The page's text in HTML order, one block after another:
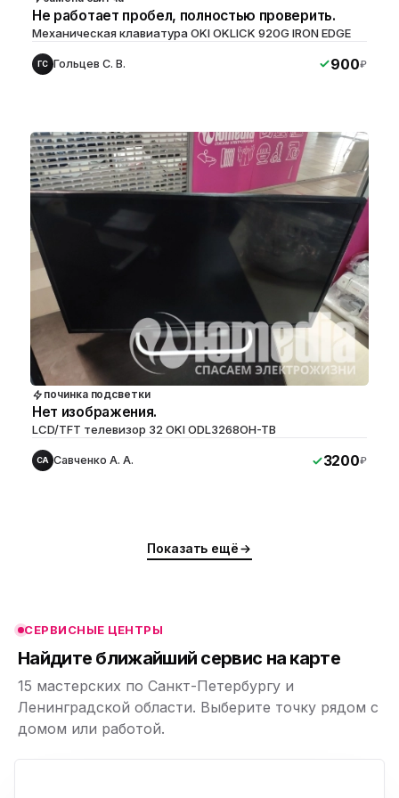
Не работает пробел, полностью проверить.
Механическая клавиатура OKI OKLICK 920G IRON EDGE
ГС Гольцев С. В. 900₽
починка подсветки
Нет изображения.
LCD/TFT телевизор 32 OKI ODL3268OH-TB
СА Савченко А. А. 3200₽
Показать ещё
СЕРВИСНЫЕ ЦЕНТРЫ
Найдите ближайший сервис на карте
15 мастерских по Санкт-Петербургу и
Ленинградской области. Выберите точку рядом с
домом или работой.
ю